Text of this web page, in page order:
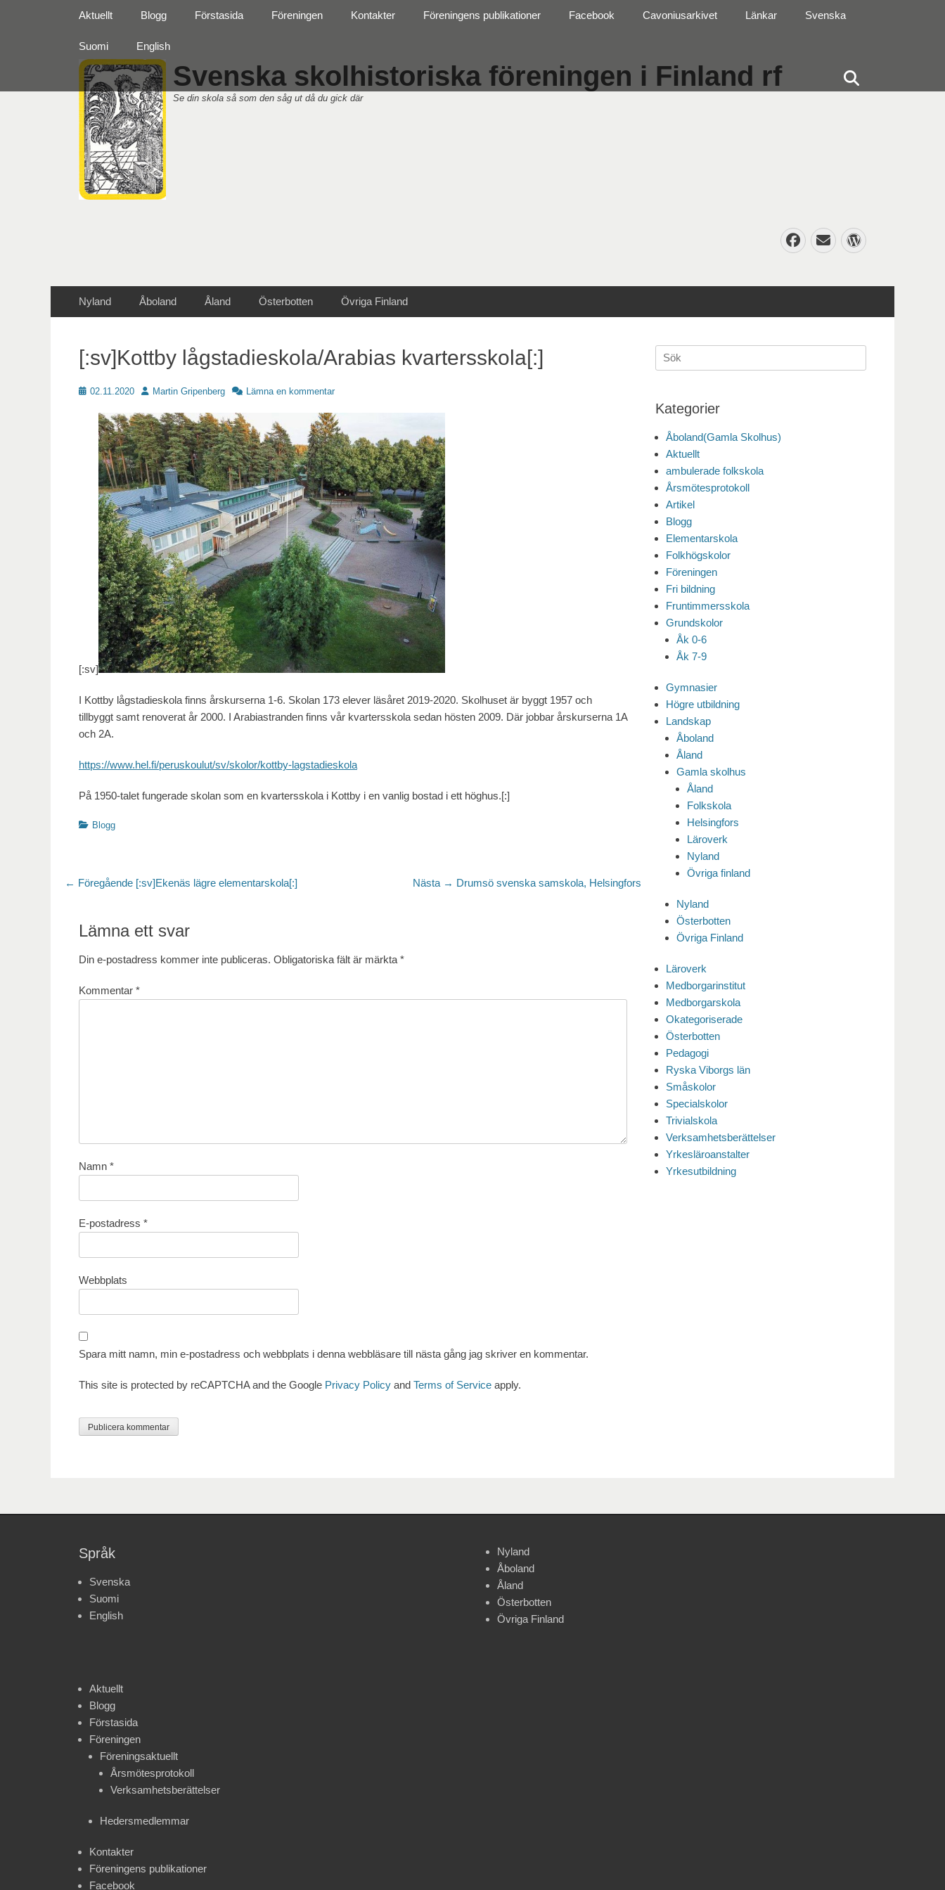
Svenska skolhistoriska föreningen i Finland rf
Se din skola så som den såg ut då du gick där
Facebook
E-
post
Primär meny
innehåll
Aktuellt Blogg Förstasida Föreningen Kontakter Föreningens publikationer Facebook Cavoniusarkivet Länkar Svenska
Suomi English
Sekundär meny
Nyland Åboland Åland Österbotten Övriga Finland
[:sv]Kottby lågstadieskola/Arabias kvartersskola[:]
Publicerat
02.11.2020 Författare
Martin Gripenberg Lämna en kommentar
[:sv]
I Kottby lågstadieskola finns årskurserna 1-6. Skolan 173 elever läsåret 2019-2020. Skolhuset är byggt 1957 och
tillbyggt samt renoverat år 2000. I Arabiastranden finns vår kvartersskola sedan hösten 2009. Där jobbar årskurserna 1A
och 2A.
https://www.hel.fi/peruskoulut/sv/skolor/kottby-lagstadieskola
På 1950-talet fungerade skolan som en kvartersskola i Kottby i en vanlig bostad i ett höghus.[:]
Kategorier
Blogg
Inläggsnavigering
← Föregående Föregående
[:sv]Ekenäs lägre elementarskola[:] Nästa → Nästa
Drumsö svenska samskola, Helsingfors
Lämna ett svar
Din e-postadress kommer inte publiceras. Obligatoriska fält är märkta *
Kommentar *
Namn *
E-postadress *
Webbplats
Spara mitt namn, min e-postadress och webbplats i denna webbläsare till nästa gång jag skriver en kommentar.
This site is protected by reCAPTCHA and the Google Privacy Policy and Terms of Service apply.
Sök
efter:
Kategorier
Åboland(Gamla Skolhus)
Aktuellt
ambulerade folkskola
Årsmötesprotokoll
Artikel
Blogg
Elementarskola
Folkhögskolor
Föreningen
Fri bildning
Fruntimmersskola
Grundskolor
Åk 0-6
Åk 7-9
Gymnasier
Högre utbildning
Landskap
Åboland
Åland
Gamla skolhus
Åland
Folkskola
Helsingfors
Läroverk
Nyland
Övriga finland
Nyland
Österbotten
Övriga Finland
Läroverk
Medborgarinstitut
Medborgarskola
Okategoriserade
Österbotten
Pedagogi
Ryska Viborgs län
Småskolor
Specialskolor
Trivialskola
Verksamhetsberättelser
Yrkesläroanstalter
Yrkesutbildning
Språk
Svenska
Suomi
English
Aktuellt
Blogg
Förstasida
Föreningen
Föreningsaktuellt
Årsmötesprotokoll
Verksamhetsberättelser
Hedersmedlemmar
Kontakter
Föreningens publikationer
Facebook
Nyland
Åboland
Åland
Österbotten
Övriga Finland